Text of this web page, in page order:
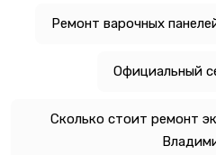
Ремонт варочных
Официальный
Сколько стоит ремонт